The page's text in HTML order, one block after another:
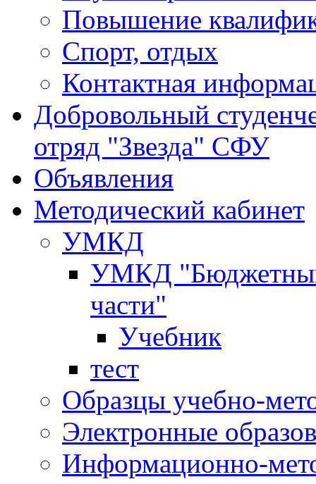
Повышение
Спорт, отдых
Контактная
Добровольный
отряд "Звезда" СФУ
Объявления
Методический кабинет
УМКД
УМКД "Бюджетный
части"
Учебник
тест
Образцы учебно-
Электронные
Информационно-